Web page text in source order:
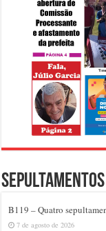
B119 – Quatro
7 de agosto de 2026